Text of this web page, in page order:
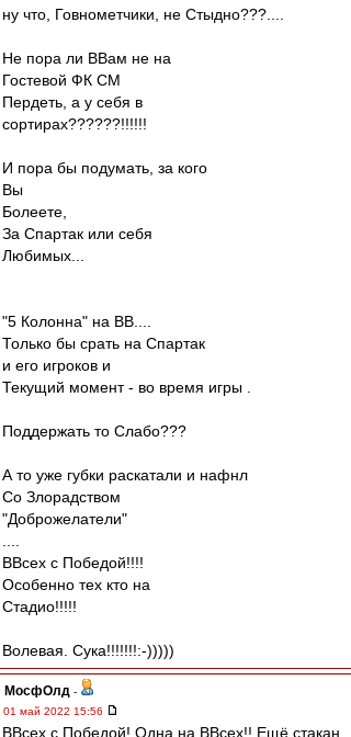
ну что, Говнометчики, не Стыдно???....
Не пора ли ВВам не на
Гостевой ФК СМ
Пердеть, а у себя в
сортирах??????!!!!!!
И пора бы подумать, за кого
Вы
Болеете,
За Спартак или себя
Любимых...
"5 Колонна" на ВВ....
Только бы срать на Спартак
и его игроков и
Текущий момент - во время игры .
Поддержать то Слабо???
А то уже губки раскатали и нафнл
Со Злорадством
"Доброжелатели"
ВВсех с Победой!!!!
Особенно тех кто на
Стадио!!!!!
Волевая. Сука!!!!!!!:-)))))
МосфОлд -
01 май 2022 15:56
ВВсех с Победой! Одна на ВВсех!! Ещё стакан